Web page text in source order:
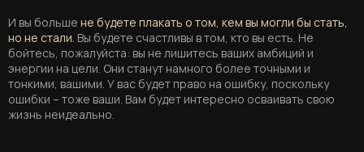
И вы больше не будете плакать о том, кем вы могли бы стать,
но не стали. Вы будете счастливы в том, кто вы есть. Не
бойтесь, пожалуйста: вы не лишитесь ваших амбиций и
энергии на цели. Они станут намного более точными и
тонкими, вашими. У вас будет право на ошибку, поскольку
ошибки – тоже ваши. Вам будет интересно осваивать свою
жизнь неидеально.